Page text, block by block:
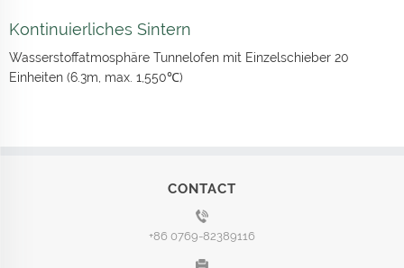
Kontinuierliches Sintern
Wasserstoffatmosphäre Tunnelofen mit Einzelschieber 20
Einheiten (6.3m, max. 1,550℃)
CONTACT
+86 0769-82389116